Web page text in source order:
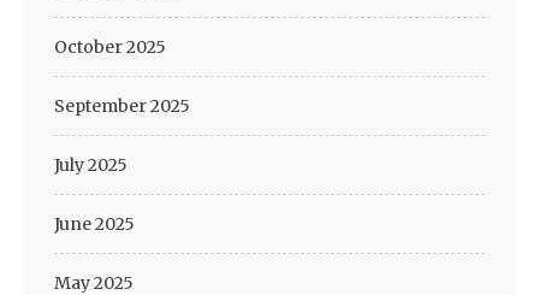
October 2025
September 2025
July 2025
June 2025
May 2025